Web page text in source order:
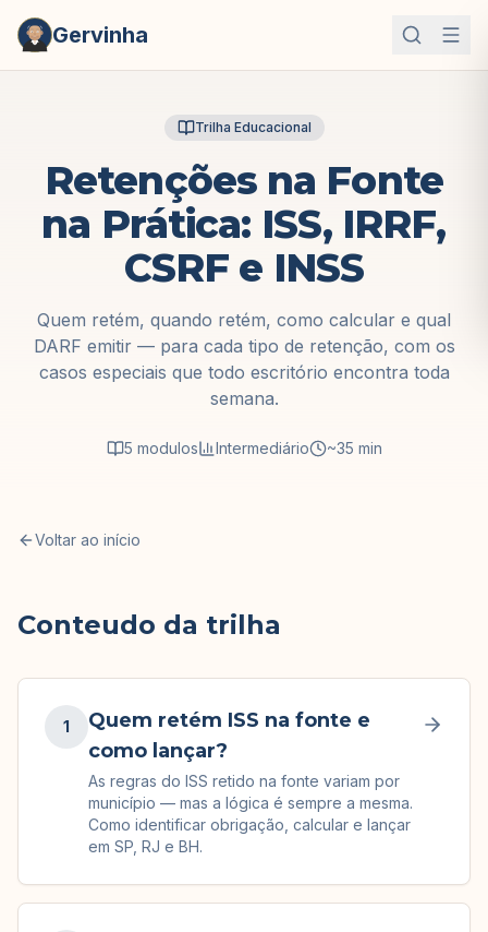
Gervinha
Trilha Educacional
Retenções na Fonte
na Prática: ISS, IRRF,
CSRF e INSS
Quem retém, quando retém, como calcular e qual
DARF emitir — para cada tipo de retenção, com os
casos especiais que todo escritório encontra toda
semana.
5 modulos Intermediário ~35 min
Voltar ao início
Conteudo da trilha
1
Quem retém ISS na fonte e
como lançar?
As regras do ISS retido na fonte variam por
município — mas a lógica é sempre a mesma.
Como identificar obrigação, calcular e lançar
em SP, RJ e BH.